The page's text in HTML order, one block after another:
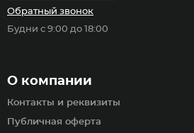
О компании
Контакты и реквизиты
Публичная оферта
Обратный звонок
Будни с 9:00 до 18:00